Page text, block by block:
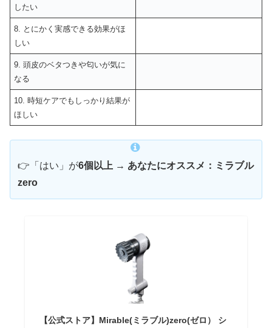
したい
8. とにかく実感できる効果がほ
しい
9. 頭皮のベタつきや匂いが気に
なる
10. 時短ケアでもしっかり結果が
ほしい
👉「はい」が6個以上 → あなたにオススメ：ミラブル
zero
【公式ストア】Mirable(ミラブル)zero(ゼロ） シ